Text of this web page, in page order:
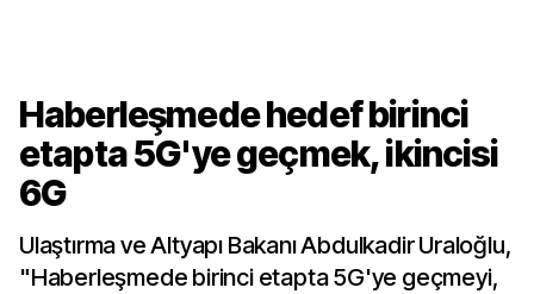
Haberleşmede hedef birinci
etapta 5G'ye geçmek, ikincisi
6G
Ulaştırma ve Altyapı Bakanı Abdulkadir Uraloğlu,
"Haberleşmede birinci etapta 5G'ye geçmeyi,